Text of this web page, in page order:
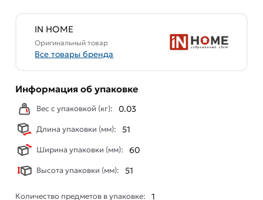
IN HOME
Оригинальный товар
Все товары бренда
Информация об упаковке
Вес с упаковкой (кг): 0.03
Длина упаковки (мм): 51
Ширина упаковки (мм): 60
Высота упаковки (мм): 51
Количество предметов в упаковке: 1